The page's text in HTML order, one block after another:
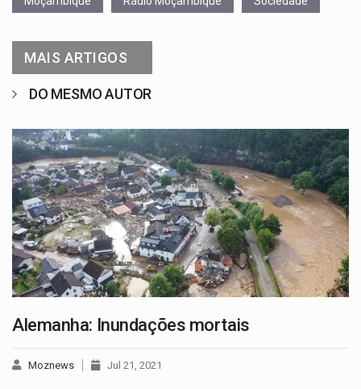
MAIS ARTIGOS
DO MESMO AUTOR
Alemanha: Inundações mortais
Moznews Jul 21, 2021